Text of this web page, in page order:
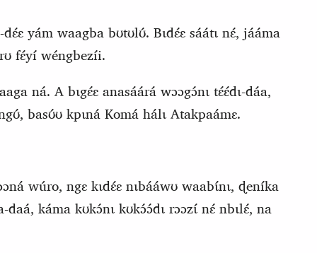
yám waagba bʊtʊlʊ́. Bɩdɛ́ɛ sáátɩ nɛ́, jááma
fɛ́yí wéngbezíi.
ná. A bɩgɛ́ɛ anasáárá wɔɔgɔ́nɩ tɛ́ɛ́dɩ‑dáa,
basʊ́ʊ kpɩná Komá hálɩ Atakpaámɛ.
wúro, ngɛ kɩdɛ́ɛ nɩbááwʊ waabɩ́nɩ, ɖeníka
káma kʊkɔ́nɩ kʊkɔ́ɔ́dɩ rɔɔzɩ́ nɛ́ nbɩlɛ́, na